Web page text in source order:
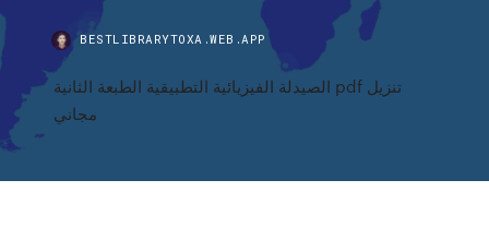
BESTLIBRARYTOXA.WEB.APP
الصيدلة الفيزيائية التطبيقية الطبعة الثانية pdf تنزيل
مجاني